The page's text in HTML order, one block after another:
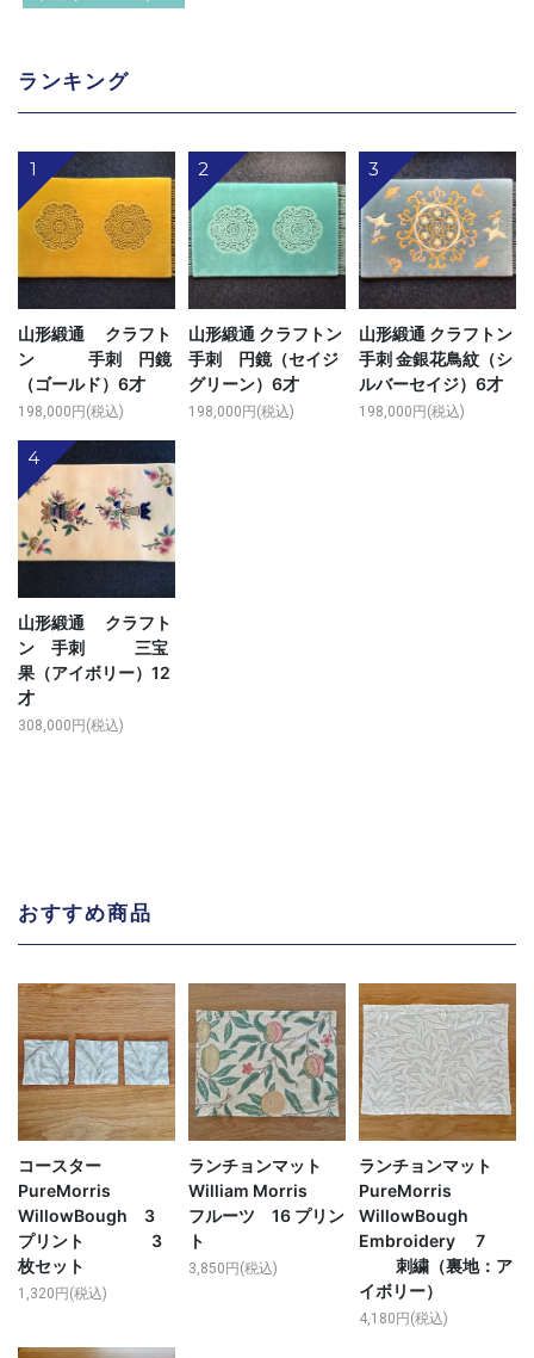
ランキング
1
山形緞通 クラフト
ン 手刺 円鏡
（ゴールド）6才
198,000円(税込)
2
山形緞通 クラフトン
手刺 円鏡（セイジ
グリーン）6才
198,000円(税込)
3
山形緞通 クラフトン
手刺 金銀花鳥紋（シ
ルバーセイジ）6才
198,000円(税込)
4
山形緞通 クラフト
ン 手刺 三宝
果（アイボリー）12
才
308,000円(税込)
おすすめ商品
コースター
PureMorris
WillowBough 3
プリント 3
枚セット
1,320円(税込)
ランチョンマット
William Morris
フルーツ 16 プリン
ト
3,850円(税込)
ランチョンマット
PureMorris
WillowBough
Embroidery 7
刺繍（裏地：ア
イボリー）
4,180円(税込)